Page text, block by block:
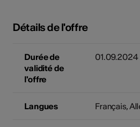
Détails de l'offre
Durée de
validité de
l'offre
Langues Français,